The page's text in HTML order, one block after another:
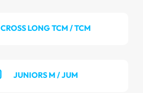
CROSS LONG TCM / TCM
JUNIORS M / JUM